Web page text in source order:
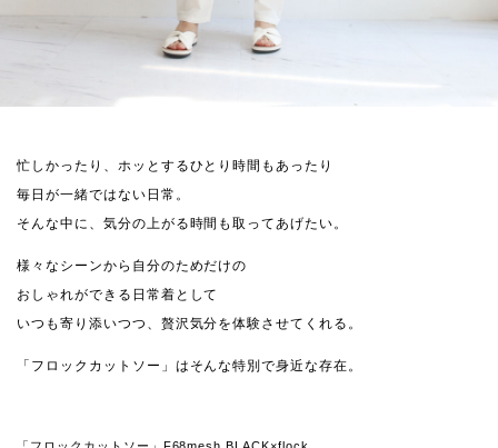
忙しかったり、ホッとするひとり時間もあったり
毎日が一緒ではない日常。
そんな中に、気分の上がる時間も取ってあげたい。
様々なシーンから自分のためだけの
おしゃれができる日常着として
いつも寄り添いつつ、贅沢気分を体験させてくれる。
「フロックカットソー」はそんな特別で身近な存在。